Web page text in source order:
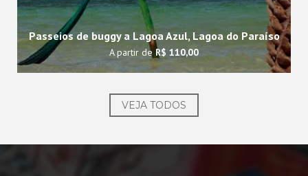
Passeios de buggy a Lagoa Azul, Lagoa do Paraíso
A partir deR$ 110,00
VEJA TODOS